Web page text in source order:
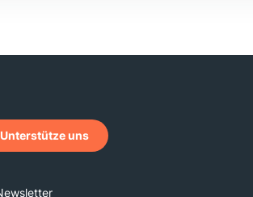
Unterstütze uns